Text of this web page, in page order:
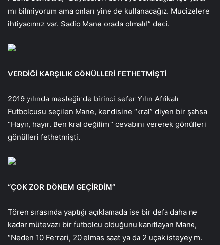
mı bilmiyorum ama onları yine de kullanacağız. Mucizelere
ihtiyacımız var. Sadio Mane orada olmalı!” dedi.
VERDİĞİ KARŞILIK GÖNÜLLERİ FETHETMİŞTİ
2019 yılında mesleğinde birinci sefer Yılın Afrikalı
Futbolcusu seçilen Mane, kendisine “kral” diyen bir şahsa
“Hayır, hayır. Ben kral değilim.” cevabını vererek gönülleri
gönülleri fethetmişti.
“ÇOK ZOR DÖNEM GEÇİRDİM”
Tören sırasında yaptığı açıklamada ise bir defa daha ne
kadar mütevazı bir futbolcu olduğunu kanıtlayan Mane,
“Neden 10 Ferrari, 20 elmas saat ya da 2 uçak isteyeyim.